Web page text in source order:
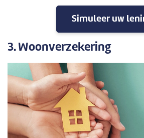
Simuleer uw
3. Woonverzekering